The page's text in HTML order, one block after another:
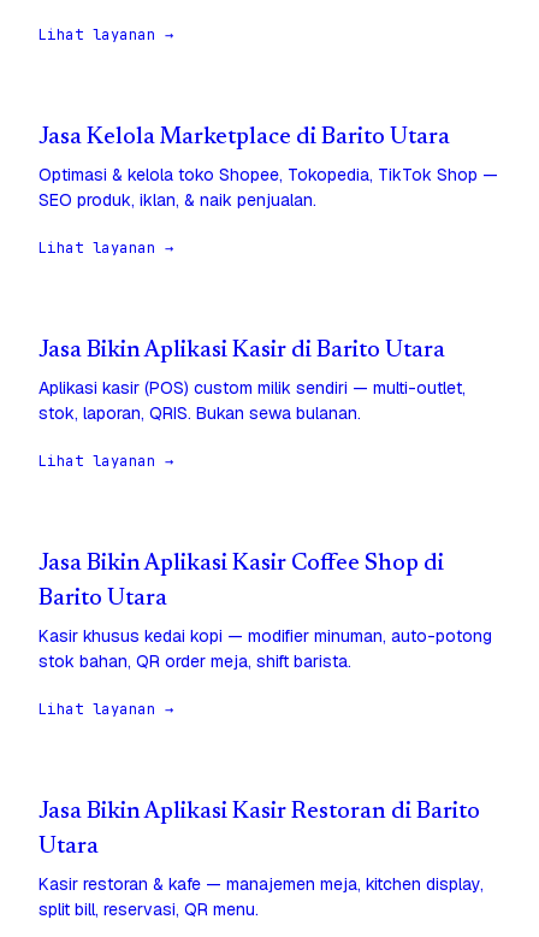
Lihat layanan →
Jasa Kelola Marketplace di Barito Utara
Optimasi & kelola toko Shopee, Tokopedia, TikTok Shop —
SEO produk, iklan, & naik penjualan.
Lihat layanan →
Jasa Bikin Aplikasi Kasir di Barito Utara
Aplikasi kasir (POS) custom milik sendiri — multi-outlet,
stok, laporan, QRIS. Bukan sewa bulanan.
Lihat layanan →
Jasa Bikin Aplikasi Kasir Coffee Shop di
Barito Utara
Kasir khusus kedai kopi — modifier minuman, auto-potong
stok bahan, QR order meja, shift barista.
Lihat layanan →
Jasa Bikin Aplikasi Kasir Restoran di Barito
Utara
Kasir restoran & kafe — manajemen meja, kitchen display,
split bill, reservasi, QR menu.